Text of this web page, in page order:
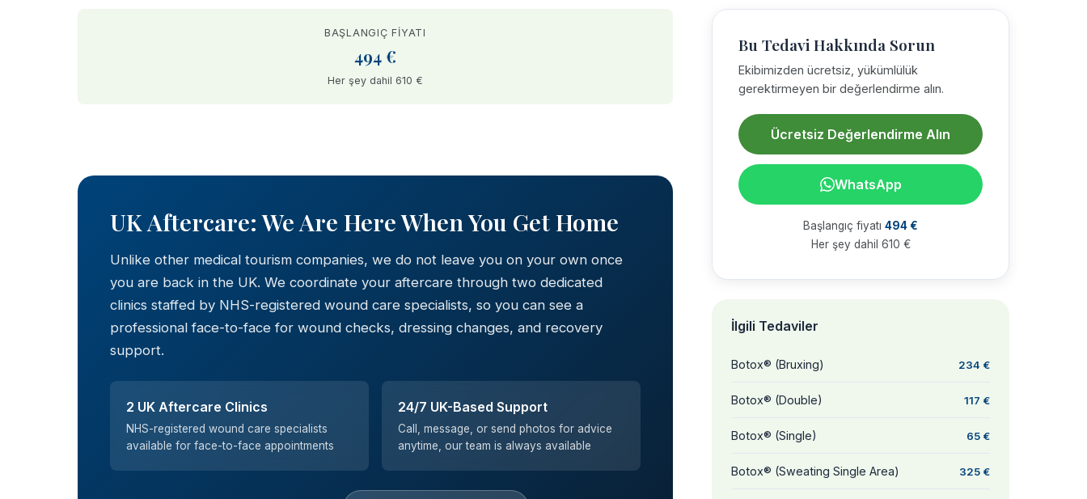
BAŞLANGIÇ FIYATI
494 €
Her şey dahil 610 €
UK Aftercare: We Are Here When You Get Home
Unlike other medical tourism companies, we do not leave you on your own once
you are back in the UK. We coordinate your aftercare through two dedicated
clinics staffed by NHS-registered wound care specialists, so you can see a
professional face-to-face for wound checks, dressing changes, and recovery
support.
2 UK Aftercare Clinics
NHS-registered wound care specialists
available for face-to-face appointments
24/7 UK-Based Support
Call, message, or send photos for advice
anytime, our team is always available
Bu Tedavi Hakkında Sorun
Ekibimizden ücretsiz, yükümlülük
gerektirmeyen bir değerlendirme alın.
Ücretsiz Değerlendirme Alın
WhatsApp
Başlangıç fiyatı 494 €
Her şey dahil 610 €
İlgili Tedaviler
Botox® (Bruxing) 234 €
Botox® (Double) 117 €
Botox® (Single) 65 €
Botox® (Sweating Single Area) 325 €